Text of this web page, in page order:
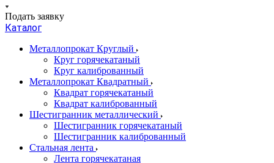
Подать заявку
Каталог
Металлопрокат Круглый
Круг горячекатаный
Круг калиброванный
Металлопрокат Квадратный
Квадрат горячекатаный
Квадрат калиброванный
Шестигранник металлический
Шестигранник горячекатаный
Шестигранник калиброванный
Стальная лента
Лента горячекатаная